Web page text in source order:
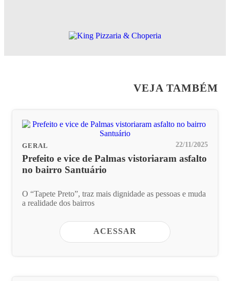
VEJA TAMBÉM
GERAL 22/11/2025
Prefeito e vice de Palmas vistoriaram asfalto
no bairro Santuário
O “Tapete Preto”, traz mais dignidade as pessoas e muda
a realidade dos bairros
ACESSAR